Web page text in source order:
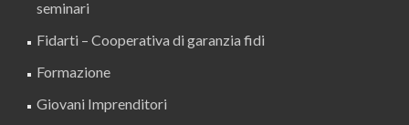
seminari
Fidarti – Cooperativa di garanzia fidi
Formazione
Giovani Imprenditori